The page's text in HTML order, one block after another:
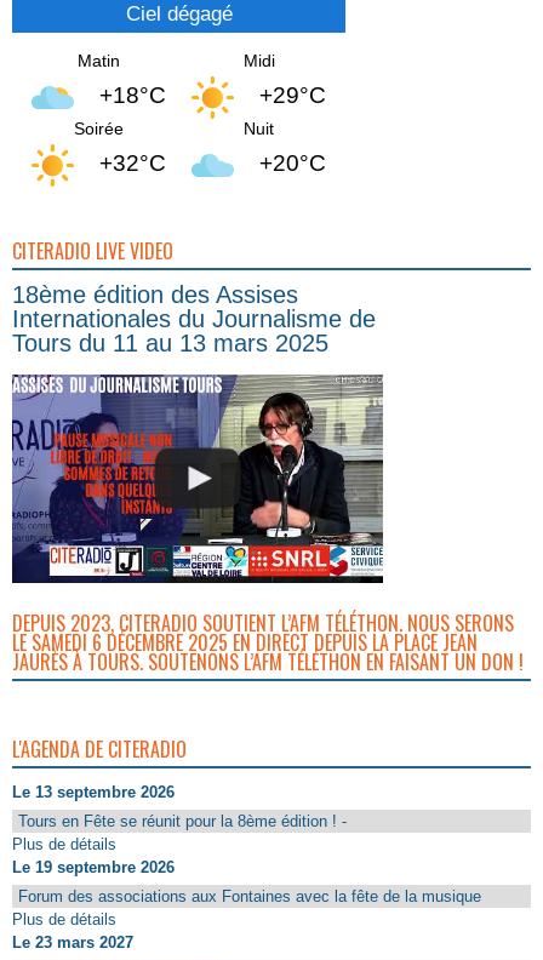
Ciel dégagé
Matin
+18°C
Midi
+29°C
Soirée
+32°C
Nuit
+20°C
CITERADIO LIVE VIDEO
18ème édition des Assises
Internationales du Journalisme de
Tours du 11 au 13 mars 2025
DEPUIS 2023, CITERADIO SOUTIENT L’AFM TÉLÉTHON. NOUS SERONS
LE SAMEDI 6 DÉCEMBRE 2025 EN DIRECT DEPUIS LA PLACE JEAN
JAURÈS À TOURS. SOUTENONS L’AFM TÉLÉTHON EN FAISANT UN DON !
L'AGENDA DE CITERADIO
Le 13 septembre 2026
Tours en Fête se réunit pour la 8ème édition ! -
Plus de détails
Le 19 septembre 2026
Forum des associations aux Fontaines avec la fête de la musique
Plus de détails
Le 23 mars 2027